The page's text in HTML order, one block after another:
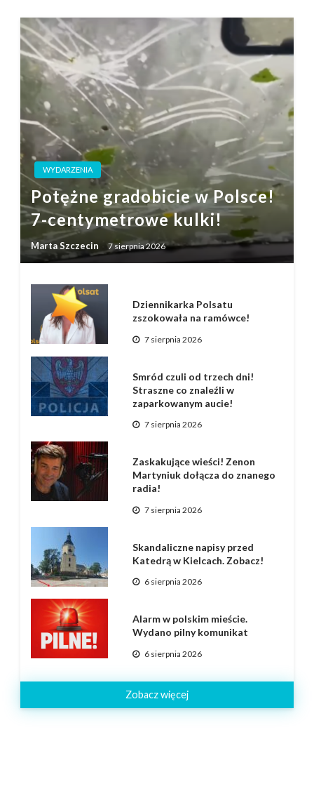
WYDARZENIA
Potężne gradobicie w Polsce!
7-centymetrowe kulki!
Marta Szczecin 7 sierpnia 2026
Dziennikarka Polsatu
zszokowała na ramówce!
7 sierpnia 2026
Smród czuli od trzech dni!
Straszne co znaleźli w
zaparkowanym aucie!
7 sierpnia 2026
Zaskakujące wieści! Zenon
Martyniuk dołącza do znanego
radia!
7 sierpnia 2026
Skandaliczne napisy przed
Katedrą w Kielcach. Zobacz!
6 sierpnia 2026
Alarm w polskim mieście.
Wydano pilny komunikat
6 sierpnia 2026
Zobacz więcej